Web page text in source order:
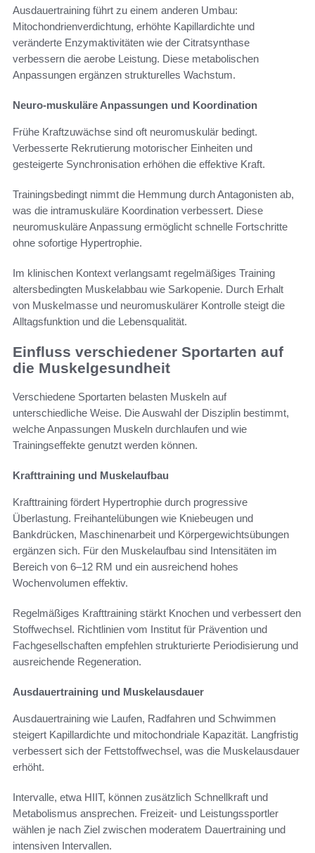
Ausdauertraining führt zu einem anderen Umbau:
Mitochondrienverdichtung, erhöhte Kapillardichte und
veränderte Enzymaktivitäten wie der Citratsynthase
verbessern die aerobe Leistung. Diese metabolischen
Anpassungen ergänzen strukturelles Wachstum.
Neuro-muskuläre Anpassungen und Koordination
Frühe Kraftzuwächse sind oft neuromuskulär bedingt.
Verbesserte Rekrutierung motorischer Einheiten und
gesteigerte Synchronisation erhöhen die effektive Kraft.
Trainingsbedingt nimmt die Hemmung durch Antagonisten ab,
was die intramuskuläre Koordination verbessert. Diese
neuromuskuläre Anpassung ermöglicht schnelle Fortschritte
ohne sofortige Hypertrophie.
Im klinischen Kontext verlangsamt regelmäßiges Training
altersbedingten Muskelabbau wie Sarkopenie. Durch Erhalt
von Muskelmasse und neuromuskulärer Kontrolle steigt die
Alltagsfunktion und die Lebensqualität.
Einfluss verschiedener Sportarten auf
die Muskelgesundheit
Verschiedene Sportarten belasten Muskeln auf
unterschiedliche Weise. Die Auswahl der Disziplin bestimmt,
welche Anpassungen Muskeln durchlaufen und wie
Trainingseffekte genutzt werden können.
Krafttraining und Muskelaufbau
Krafttraining fördert Hypertrophie durch progressive
Überlastung. Freihantelübungen wie Kniebeugen und
Bankdrücken, Maschinenarbeit und Körpergewichtsübungen
ergänzen sich. Für den Muskelaufbau sind Intensitäten im
Bereich von 6–12 RM und ein ausreichend hohes
Wochenvolumen effektiv.
Regelmäßiges Krafttraining stärkt Knochen und verbessert den
Stoffwechsel. Richtlinien vom Institut für Prävention und
Fachgesellschaften empfehlen strukturierte Periodisierung und
ausreichende Regeneration.
Ausdauertraining und Muskelausdauer
Ausdauertraining wie Laufen, Radfahren und Schwimmen
steigert Kapillardichte und mitochondriale Kapazität. Langfristig
verbessert sich der Fettstoffwechsel, was die Muskelausdauer
erhöht.
Intervalle, etwa HIIT, können zusätzlich Schnellkraft und
Metabolismus ansprechen. Freizeit- und Leistungssportler
wählen je nach Ziel zwischen moderatem Dauertraining und
intensiven Intervallen.